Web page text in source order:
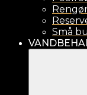
Små